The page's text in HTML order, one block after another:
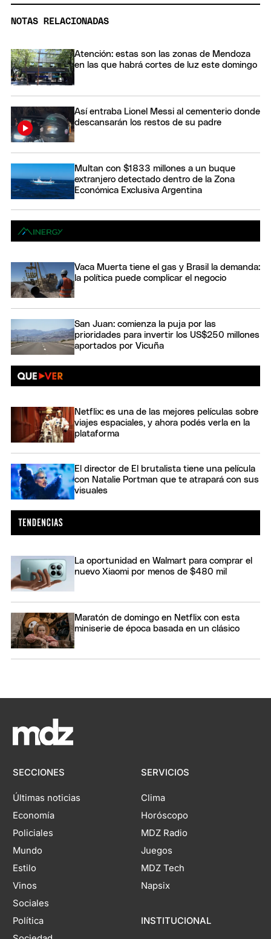
NOTAS RELACIONADAS
Atención: estas son las zonas de Mendoza
en las que habrá cortes de luz este domingo
Así entraba Lionel Messi al cementerio donde
descansarán los restos de su padre
Multan con $1833 millones a un buque
extranjero detectado dentro de la Zona
Económica Exclusiva Argentina
Vaca Muerta tiene el gas y Brasil la demanda:
la política puede complicar el negocio
San Juan: comienza la puja por las
prioridades para invertir los US$250 millones
aportados por Vicuña
Netflix: es una de las mejores películas sobre
viajes espaciales, y ahora podés verla en la
plataforma
El director de El brutalista tiene una película
con Natalie Portman que te atrapará con sus
visuales
La oportunidad en Walmart para comprar el
nuevo Xiaomi por menos de $480 mil
Maratón de domingo en Netflix con esta
miniserie de época basada en un clásico
SECCIONES
Últimas noticias
Economía
Policiales
Mundo
Estilo
Vinos
Sociales
Política
SERVICIOS
Clima
Horóscopo
MDZ Radio
Juegos
MDZ Tech
Napsix
INSTITUCIONAL